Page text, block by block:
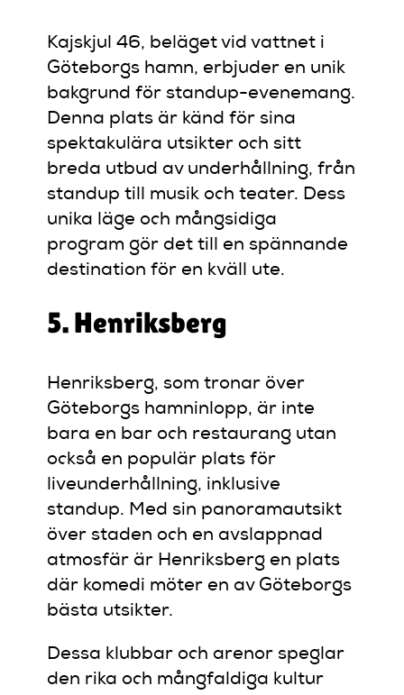
Kajskjul 46, beläget vid vattnet i
Göteborgs hamn, erbjuder en unik
bakgrund för standup-evenemang.
Denna plats är känd för sina
spektakulära utsikter och sitt
breda utbud av underhållning, från
standup till musik och teater. Dess
unika läge och mångsidiga
program gör det till en spännande
destination för en kväll ute.
5. Henriksberg
Henriksberg, som tronar över
Göteborgs hamninlopp, är inte
bara en bar och restaurang utan
också en populär plats för
liveunderhållning, inklusive
standup. Med sin panoramautsikt
över staden och en avslappnad
atmosfär är Henriksberg en plats
där komedi möter en av Göteborgs
bästa utsikter.
Dessa klubbar och arenor speglar
den rika och mångfaldiga kultur